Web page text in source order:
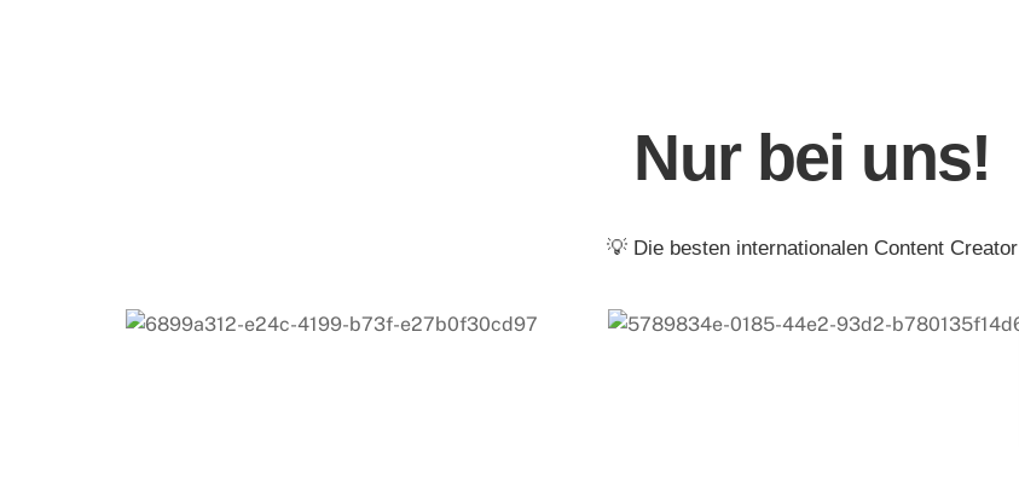
Nur bei uns!
💡 Die besten internationalen Content Creator